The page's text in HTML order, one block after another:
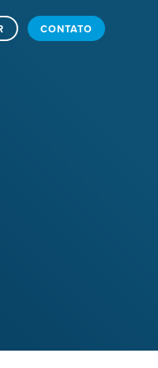
CONTATO